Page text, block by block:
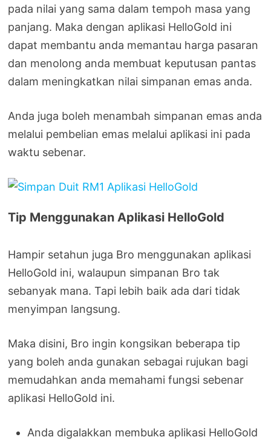
pada nilai yang sama dalam tempoh masa yang
panjang. Maka dengan aplikasi HelloGold ini
dapat membantu anda memantau harga pasaran
dan menolong anda membuat keputusan pantas
dalam meningkatkan nilai simpanan emas anda.
Anda juga boleh menambah simpanan emas anda
melalui pembelian emas melalui aplikasi ini pada
waktu sebenar.
Tip Menggunakan Aplikasi HelloGold
Hampir setahun juga Bro menggunakan aplikasi
HelloGold ini, walaupun simpanan Bro tak
sebanyak mana. Tapi lebih baik ada dari tidak
menyimpan langsung.
Maka disini, Bro ingin kongsikan beberapa tip
yang boleh anda gunakan sebagai rujukan bagi
memudahkan anda memahami fungsi sebenar
aplikasi HelloGold ini.
Anda digalakkan membuka aplikasi HelloGold